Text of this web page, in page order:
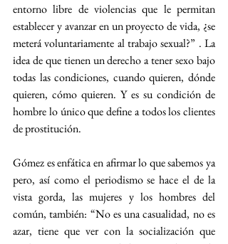
entorno libre de violencias que le permitan
establecer y avanzar en un proyecto de vida, ¿se
meterá voluntariamente al trabajo sexual?” . La
idea de que tienen un derecho a tener sexo bajo
todas las condiciones, cuando quieren, dónde
quieren, cómo quieren. Y es su condición de
hombre lo único que define a todos los clientes
de prostitución.
Gómez es enfática en afirmar lo que sabemos ya
pero, así como el periodismo se hace el de la
vista gorda, las mujeres y los hombres del
común, también: “No es una casualidad, no es
azar, tiene que ver con la socialización que